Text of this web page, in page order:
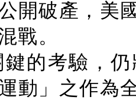
開破產，美
戰。
的考驗，
動」之作為